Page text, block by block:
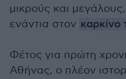
μικρούς και
ενάντια στον καρκίνο
Φέτος για πρώτη
Αθήνας, ο πλέον